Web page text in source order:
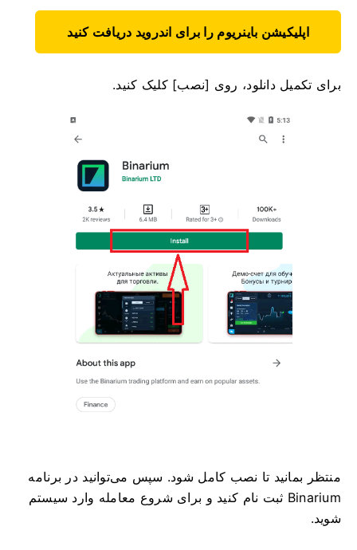
اپلیکیشن باینریوم را برای اندروید دریافت کنید
برای تکمیل دانلود، روی [نصب] کلیک کنید.
منتظر بمانید تا نصب کامل شود. سپس می‌توانید در برنامه
Binarium ثبت نام کنید و برای شروع معامله وارد سیستم
شوید.